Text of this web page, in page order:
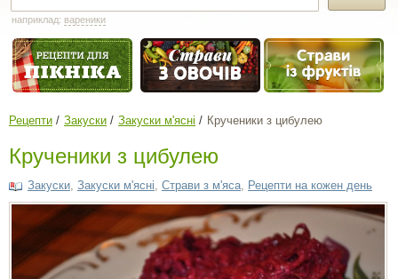
наприклад: вареники
Рецепти Закуски Закуски м'ясні Крученики з цибулею
Крученики з цибулею
Закуски Закуски м'ясні Страви з м'яса Рецепти на кожен день